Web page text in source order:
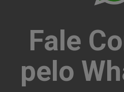
Fale
pelo